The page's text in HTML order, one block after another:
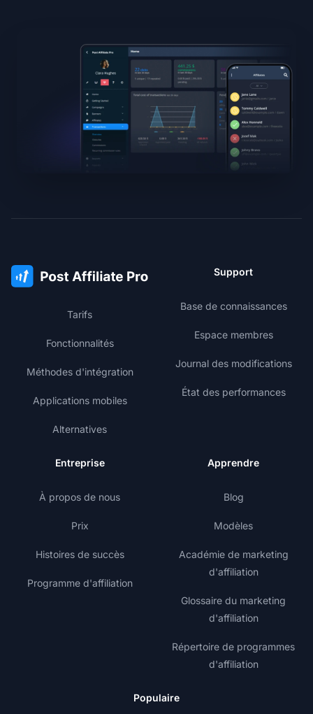
Tarifs
Fonctionnalités
Méthodes d'intégration
Applications mobiles
Alternatives
Support
Base de connaissances
Espace membres
Journal des modifications
État des performances
Entreprise
À propos de nous
Prix
Histoires de succès
Programme d'affiliation
Apprendre
Blog
Modèles
Académie de marketing
d'affiliation
Glossaire du marketing
d'affiliation
Répertoire de programmes
d'affiliation
Populaire